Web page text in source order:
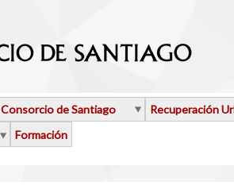
Consorcio de Santiago
Recuperación
Formación